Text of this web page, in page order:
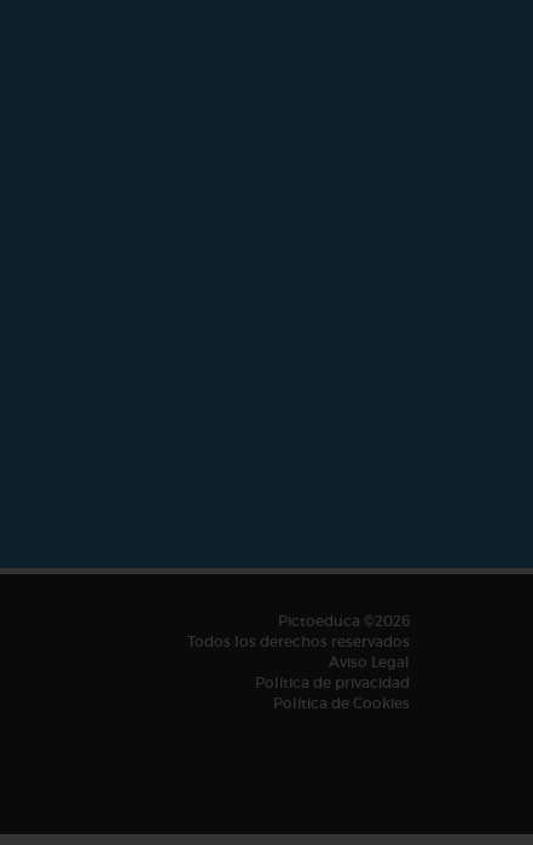
Pictoeduca ©2026
Todos los derechos reservados
Aviso Legal
Política de privacidad
Política de Cookies